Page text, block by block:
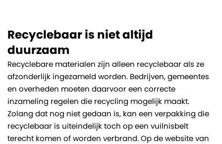
Recyclebaar is niet altijd
duurzaam
Recyclebare materialen zijn alleen recyclebaar als ze
afzonderlijk ingezameld worden. Bedrijven, gemeentes
en overheden moeten daarvoor een correcte
inzameling regelen die recycling mogelijk maakt.
Zolang dat nog niet gedaan is, kan een verpakking die
recyclebaar is uiteindelijk toch op een vuilnisbelt
terecht komen of worden verbrand. Op de website van